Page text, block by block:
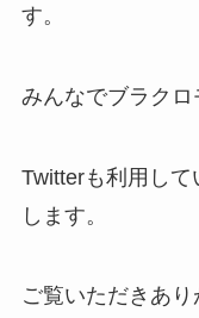
す。
みんなでブラクロ
Twitterも利用し
します。
ご覧いただきあり